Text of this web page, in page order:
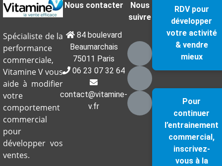
Spécialiste de la
performance
commerciale,
Vitamine V vous
aide à modifier
votre
comportement
commercial
pour
développer vos
ventes.
Nous contacter
84 boulevard
Beaumarchais
75011 Paris
06 23 07 32 64
contact@vitamine-
v.fr
Nous
suivre
RDV pour
développer
votre activité
& vendre
mieux
Pour
continuer
l’entrainement
commercial,
inscrivez-
vous à la